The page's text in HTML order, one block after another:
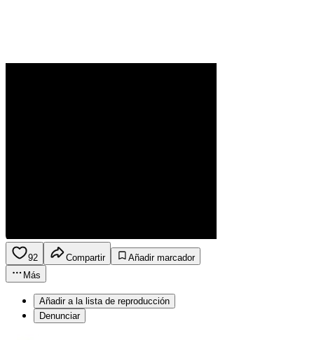
92 Compartir
Añadir marcador
Más
Añadir a la lista de reproducción
Denunciar